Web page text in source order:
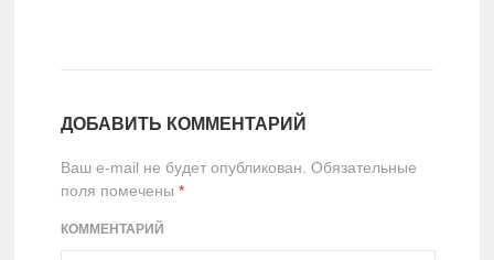
ДОБАВИТЬ КОММЕНТАРИЙ
Ваш e-mail не будет опубликован. Обязательные
поля помечены *
КОММЕНТАРИЙ